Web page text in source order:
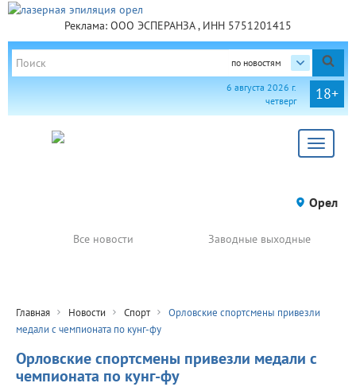
Реклама: ООО ЭСПЕРАНЗА , ИНН 5751201415
по новостям
18+
6 августа 2026 г.
четверг
Toggle
Орел
Все новости Заводные выходные
Главная Новости Спорт
Орловские спортсмены привезли
медали с чемпионата по кунг-фу
Орловские спортсмены привезли медали с
чемпионата по кунг-фу